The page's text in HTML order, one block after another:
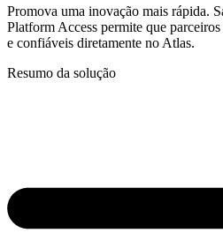
Promova uma inovação mais rápida.
Platform Access permite que
e confiáveis diretamente no Atlas.
Resumo da solução